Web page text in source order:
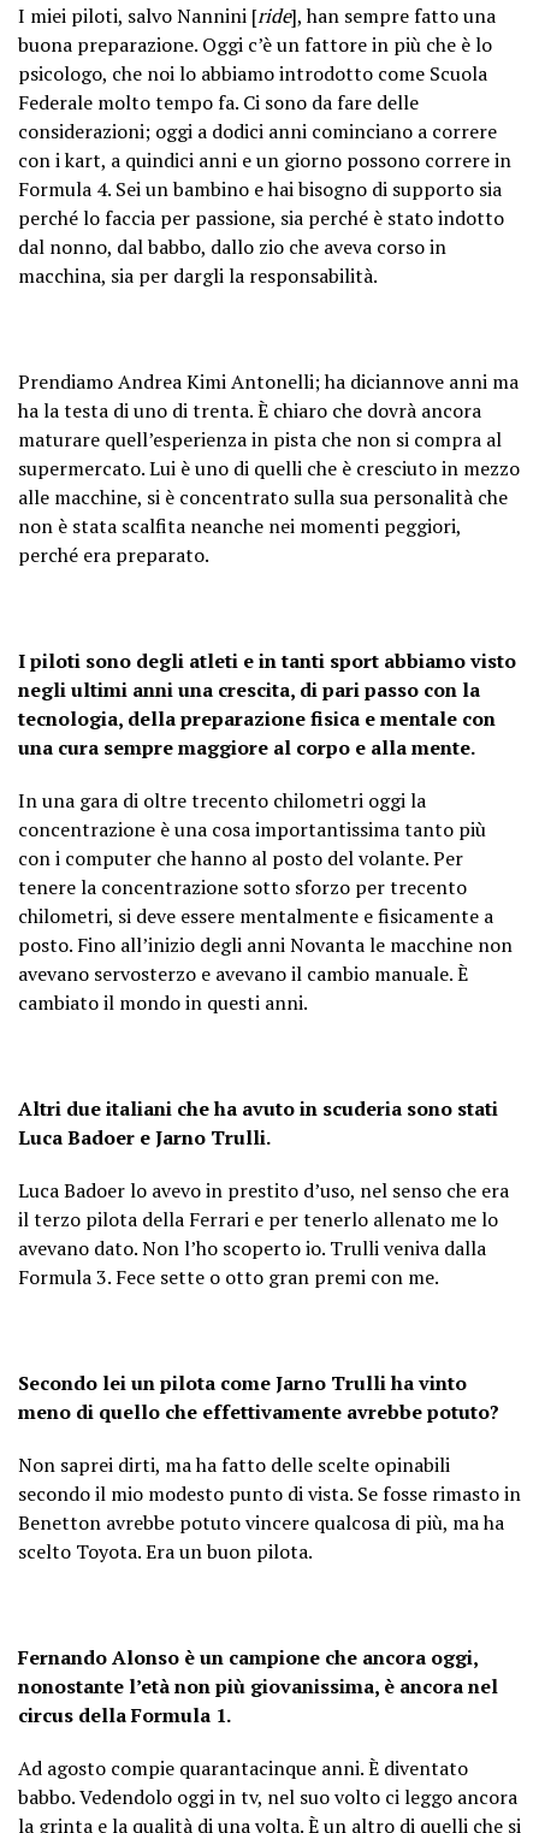
I miei piloti, salvo Nannini [ride], han sempre fatto una
buona preparazione. Oggi c’è un fattore in più che è lo
psicologo, che noi lo abbiamo introdotto come Scuola
Federale molto tempo fa. Ci sono da fare delle
considerazioni; oggi a dodici anni cominciano a correre
con i kart, a quindici anni e un giorno possono correre in
Formula 4. Sei un bambino e hai bisogno di supporto sia
perché lo faccia per passione, sia perché è stato indotto
dal nonno, dal babbo, dallo zio che aveva corso in
macchina, sia per dargli la responsabilità.
Prendiamo Andrea Kimi Antonelli; ha diciannove anni ma
ha la testa di uno di trenta. È chiaro che dovrà ancora
maturare quell’esperienza in pista che non si compra al
supermercato. Lui è uno di quelli che è cresciuto in mezzo
alle macchine, si è concentrato sulla sua personalità che
non è stata scalfita neanche nei momenti peggiori,
perché era preparato.
I piloti sono degli atleti e in tanti sport abbiamo visto
negli ultimi anni una crescita, di pari passo con la
tecnologia, della preparazione fisica e mentale con
una cura sempre maggiore al corpo e alla mente.
In una gara di oltre trecento chilometri oggi la
concentrazione è una cosa importantissima tanto più
con i computer che hanno al posto del volante. Per
tenere la concentrazione sotto sforzo per trecento
chilometri, si deve essere mentalmente e fisicamente a
posto. Fino all’inizio degli anni Novanta le macchine non
avevano servosterzo e avevano il cambio manuale. È
cambiato il mondo in questi anni.
Altri due italiani che ha avuto in scuderia sono stati
Luca Badoer e Jarno Trulli.
Luca Badoer lo avevo in prestito d’uso, nel senso che era
il terzo pilota della Ferrari e per tenerlo allenato me lo
avevano dato. Non l’ho scoperto io. Trulli veniva dalla
Formula 3. Fece sette o otto gran premi con me.
Secondo lei un pilota come Jarno Trulli ha vinto
meno di quello che effettivamente avrebbe potuto?
Non saprei dirti, ma ha fatto delle scelte opinabili
secondo il mio modesto punto di vista. Se fosse rimasto in
Benetton avrebbe potuto vincere qualcosa di più, ma ha
scelto Toyota. Era un buon pilota.
Fernando Alonso è un campione che ancora oggi,
nonostante l’età non più giovanissima, è ancora nel
circus della Formula 1.
Ad agosto compie quarantacinque anni. È diventato
babbo. Vedendolo oggi in tv, nel suo volto ci leggo ancora
la grinta e la qualità di una volta. È un altro di quelli che si